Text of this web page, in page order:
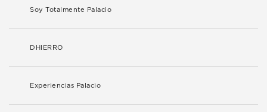
Soy Totalmente Palacio
DHIERRO
Experiencias Palacio